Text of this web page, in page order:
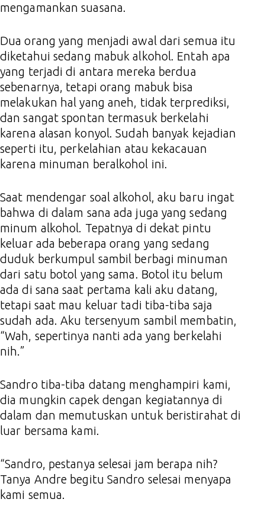
mengamankan suasana.
Dua orang yang menjadi awal dari semua itu
diketahui sedang mabuk alkohol. Entah apa
yang terjadi di antara mereka berdua
sebenarnya, tetapi orang mabuk bisa
melakukan hal yang aneh, tidak terprediksi,
dan sangat spontan termasuk berkelahi
karena alasan konyol. Sudah banyak kejadian
seperti itu, perkelahian atau kekacauan
karena minuman beralkohol ini.
Saat mendengar soal alkohol, aku baru ingat
bahwa di dalam sana ada juga yang sedang
minum alkohol. Tepatnya di dekat pintu
keluar ada beberapa orang yang sedang
duduk berkumpul sambil berbagi minuman
dari satu botol yang sama. Botol itu belum
ada di sana saat pertama kali aku datang,
tetapi saat mau keluar tadi tiba-tiba saja
sudah ada. Aku tersenyum sambil membatin,
“Wah, sepertinya nanti ada yang berkelahi
nih.”
Sandro tiba-tiba datang menghampiri kami,
dia mungkin capek dengan kegiatannya di
dalam dan memutuskan untuk beristirahat di
luar bersama kami.
“Sandro, pestanya selesai jam berapa nih?
Tanya Andre begitu Sandro selesai menyapa
kami semua.